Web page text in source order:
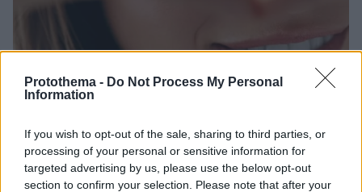
Protothema - Do Not Process My Personal
Information
If you wish to opt-out of the sale, sharing to third parties, or
processing of your personal or sensitive information for
targeted advertising by us, please use the below opt-out
section to confirm your selection. Please note that after your
στη διάρκεια της ζωής μας;
Πραγματικό όσο και εντυπωσιακό το φαινόμενο, που
οφείλεται σε πληθώρα από παράγοντες - Το BBC